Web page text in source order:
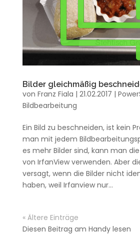
Bilder gleichmäßig
von Franz Fiala | 21.02.2017 |
Bildbearbeitung
Ein Bild zu beschneiden, ist kein
man mit jedem
es mehr Bilder sind, kann man
von IrfanView verwenden. Aber
versagt, wenn die Bilder nicht
haben, weil Irfanview nur...
« Ältere Einträge
Diesen Beitrag am Handy lesen